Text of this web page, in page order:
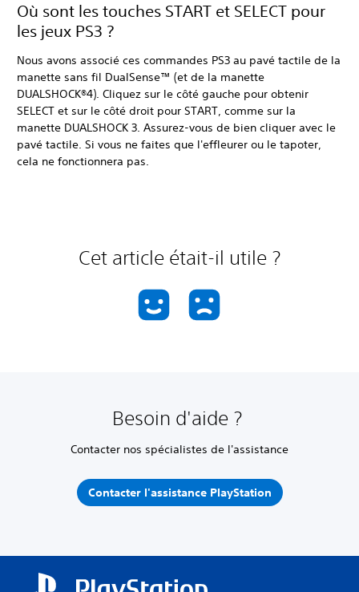
Où sont les touches START et SELECT pour
les jeux PS3 ?
Nous avons associé ces commandes PS3 au pavé tactile de la
manette sans fil DualSense™ (et de la manette
DUALSHOCK®4). Cliquez sur le côté gauche pour obtenir
SELECT et sur le côté droit pour START, comme sur la
manette DUALSHOCK 3. Assurez-vous de bien cliquer avec le
pavé tactile. Si vous ne faites que l'effleurer ou le tapoter,
cela ne fonctionnera pas.
Cet article était-il utile ?
Besoin d'aide ?
Contacter nos spécialistes de l'assistance
Contacter l'assistance PlayStation